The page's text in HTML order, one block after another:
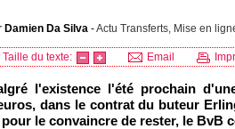
Damien Da Silva -Actu Transferts, Mise en
Taille du texte: Email
l'existence l'été prochain
dans le contrat du buteur
pour le convaincre de rester, le BvB